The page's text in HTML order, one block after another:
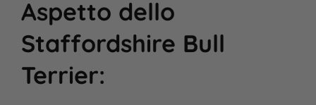
Aspetto dello
Staffordshire Bull
Terrier: